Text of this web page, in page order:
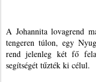
A Johannita lovagrend
tengeren túlon, egy
rend jelenleg két fő
segítségét tűzték ki célul.